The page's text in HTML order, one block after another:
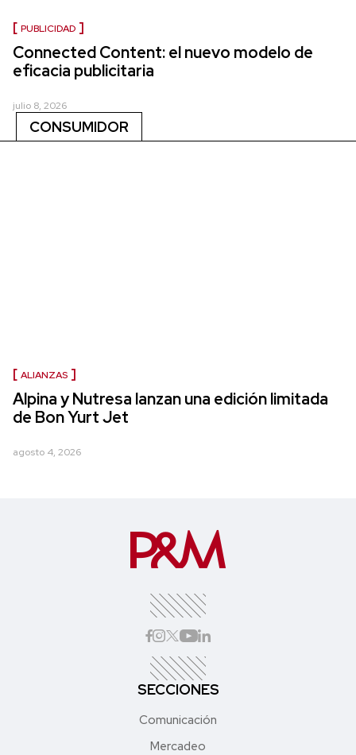
PUBLICIDAD
Connected Content: el nuevo modelo de
eficacia publicitaria
julio 8, 2026
CONSUMIDOR
ALIANZAS
Alpina y Nutresa lanzan una edición limitada
de Bon Yurt Jet
agosto 4, 2026
SECCIONES
Comunicación
Mercadeo